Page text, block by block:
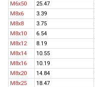
M6x50
25.47
M8x6
3.39
M8x8
3.75
M8x10
6.54
M8x12
8.19
M8x14
10.55
M8x16
10.19
M8x20
14.84
M8x25
18.47